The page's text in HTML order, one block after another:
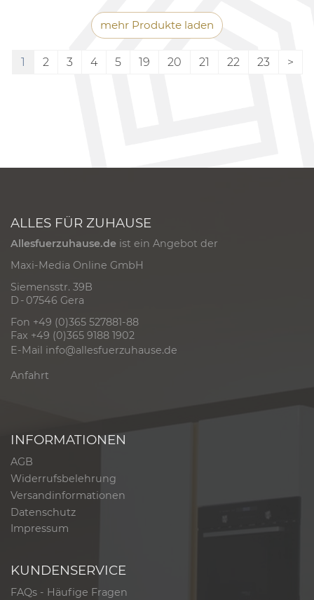
mehr Produkte laden
1 2 3 4 5 19 20 21 22 23 >
ALLES FÜR ZUHAUSE
Allesfuerzuhause.de ist ein Angebot der
Maxi-Media Online GmbH
Siemensstr. 39B
D - 07546 Gera
Fon +49 (0)365 527881-88
Fax +49 (0)365 9188 1902
E-Mail info@allesfuerzuhause.de
Anfahrt
INFORMATIONEN
AGB
Widerrufsbelehrung
Versandinformationen
Datenschutz
Impressum
KUNDENSERVICE
FAQs - Häufige Fragen